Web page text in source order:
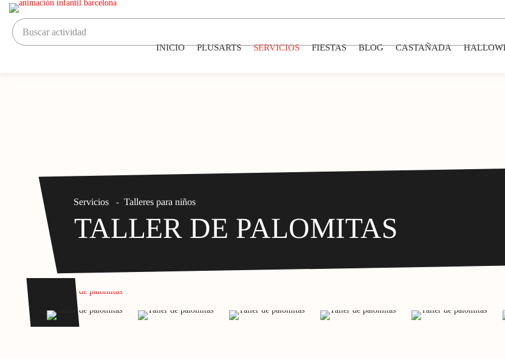
INICIO PLUSARTS SERVICIOS FIESTAS BLOG CASTAÑADA
Servicios - Talleres para niños
TALLER DE PALOMITAS